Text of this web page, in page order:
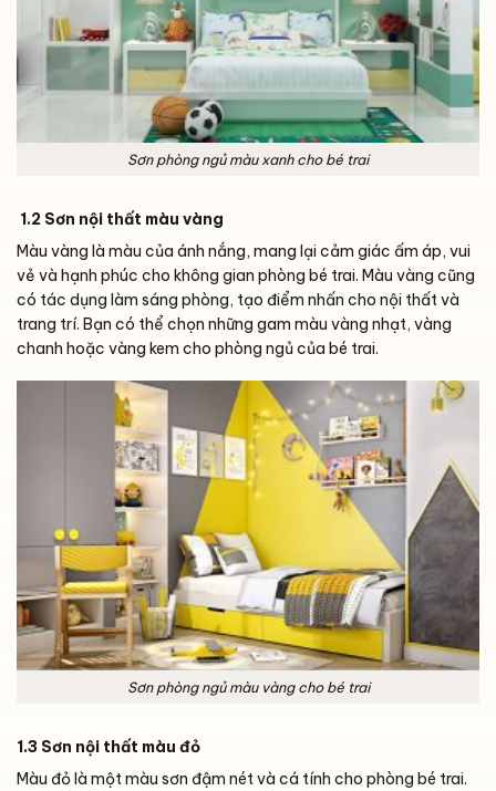
Sơn phòng ngủ màu xanh cho bé trai
1.2 Sơn nội thất màu vàng
Màu vàng là màu của ánh nắng, mang lại cảm giác ấm áp, vui
vẻ và hạnh phúc cho không gian phòng bé trai. Màu vàng cũng
có tác dụng làm sáng phòng, tạo điểm nhấn cho nội thất và
trang trí. Bạn có thể chọn những gam màu vàng nhạt, vàng
chanh hoặc vàng kem cho phòng ngủ của bé trai.
Sơn phòng ngủ màu vàng cho bé trai
1.3 Sơn nội thất màu đỏ
Màu đỏ là một màu sơn đậm nét và cá tính cho phòng bé trai.